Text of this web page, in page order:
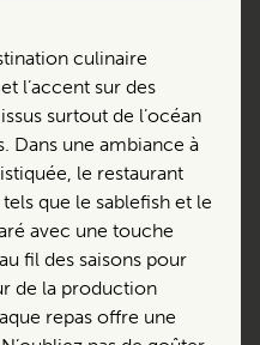
culinaire
l’accent sur des
surtout de l’océan
Dans une ambiance à
le restaurant
que le sablefish et le
avec une touche
fil des saisons pour
de la production
repas offre une